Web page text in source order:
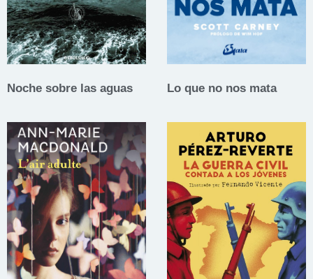
Noche sobre las aguas Lo que no nos mata